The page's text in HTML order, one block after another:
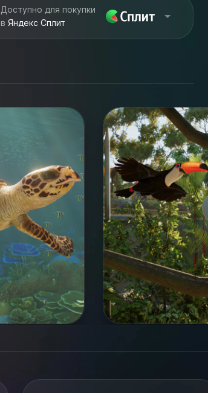
Доступно для покупки
в Яндекс Сплит